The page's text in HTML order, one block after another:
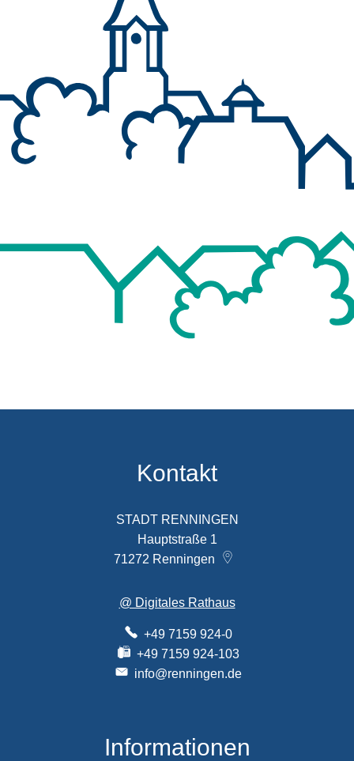
Kontakt
STADT RENNINGEN
Hauptstraße 1
71272 Renningen
@ Digitales Rathaus
+49 7159 924-0
+49 7159 924-103
info@renningen.de
Informationen